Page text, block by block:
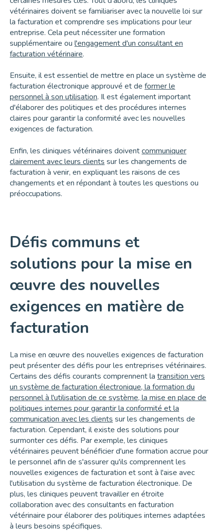
vétérinaires doivent se familiariser avec la nouvelle loi sur
la facturation et comprendre ses implications pour leur
entreprise. Cela peut nécessiter une formation
supplémentaire ou l'engagement d'un consultant en
facturation vétérinaire.
Ensuite, il est essentiel de mettre en place un système de
facturation électronique approuvé et de former le
personnel à son utilisation. Il est également important
d'élaborer des politiques et des procédures internes
claires pour garantir la conformité avec les nouvelles
exigences de facturation.
Enfin, les cliniques vétérinaires doiventcommuniquer
clairement avec leurs clients sur les changements de
facturation à venir, en expliquant les raisons de ces
changements et en répondant à toutes les questions ou
préoccupations.
Défis communs et
solutions pour la mise en
œuvre des nouvelles
exigences en matière de
facturation
La mise en œuvre des nouvelles exigences de facturation
peut présenter des défis pour les entreprises vétérinaires.
Certains des défis courants comprennent la transition vers
un système de facturation électronique, la formation du
personnel à l'utilisation de ce système, la mise en place de
politiques internes pour garantir la conformité et la
communication avec les clients sur les changements de
facturation. Cependant, il existe des solutions pour
surmonter ces défis. Par exemple, les cliniques
vétérinaires peuvent bénéficier d'une formation accrue pour
le personnel afin de s'assurer qu'ils comprennent les
nouvelles exigences de facturation et sont à l'aise avec
l'utilisation du système de facturation électronique. De
plus, les cliniques peuvent travailler en étroite
collaboration avec des consultants en facturation
vétérinaire pour élaborer des politiques internes adaptées
à leurs besoins spécifiques.